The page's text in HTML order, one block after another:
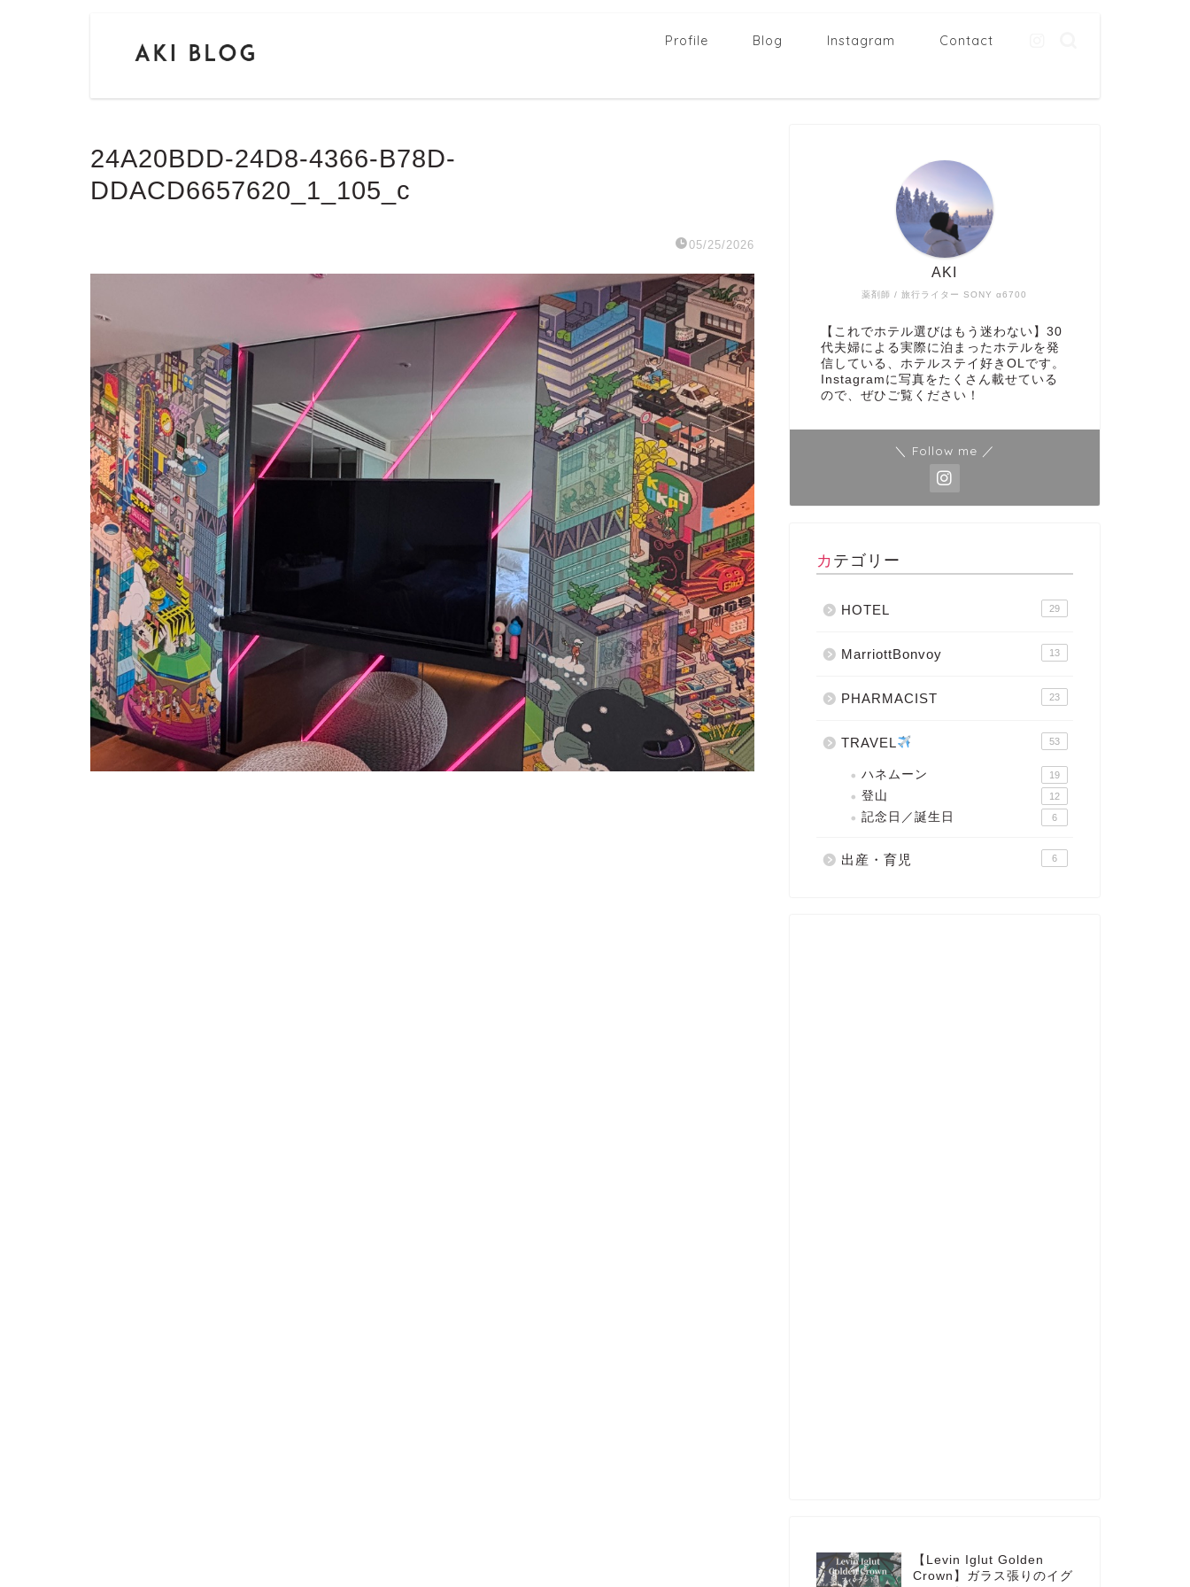
Profile Blog Instagram Contact
24A20BDD-24D8-4366-B78D-
DDACD6657620_1_105_c
05/25/2026
薬剤師 / 旅行ライター SONY α6700
AKI
【これでホテル選びはもう迷わない】30
代夫婦による実際に泊まったホテルを発
信している、ホテルステイ好きOLです。
Instagramに写真をたくさん載せている
ので、ぜひご覧ください！
＼ Follow me ／
カテゴリー
HOTEL 29
MarriottBonvoy 13
PHARMACIST 23
TRAVEL 53
ハネムーン 19
登山 12
記念日／誕生日 6
出産・育児 6
【Levin Iglut Golden
Crown】ガラス張りのイグ